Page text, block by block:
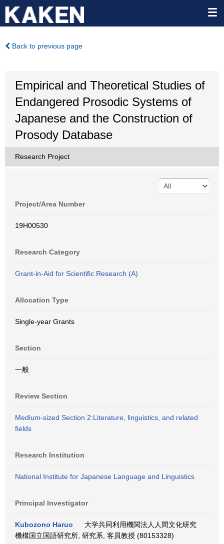
Back to previous page
Empirical and Theoretical Studies of
Endangered Prosodic Systems of
Japanese and the Construction of
Prosody Database
Research Project
Project/Area Number
19H00530
Research Category
Grant-in-Aid for Scientific Research (A)
Allocation Type
Single-year Grants
Section
一般
Review Section
Medium-sized Section 2:Literature, linguistics, and related
fields
Research Institution
National Institute for Japanese Language and Linguistics
Principal Investigator
Kubozono Haruo
大学共同利用機関法人人間文化研究
機構国立国語研究所, 研究系, 客員教授 (80153328)